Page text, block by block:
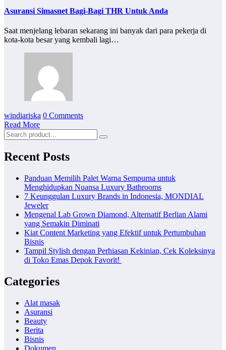
Asuransi Simasnet Bagi-Bagi THR Untuk Anda
Saat menjelang lebaran sekarang ini banyak dari para pekerja di
kota-kota besar yang kembali lagi…
windiariska 0 Comments
Read More
Recent Posts
Panduan Memilih Palet Warna Sempurna untuk
Menghidupkan Nuansa Luxury Bathrooms
7 Keunggulan Luxury Brands in Indonesia, MONDIAL
Jeweler
Mengenal Lab Grown Diamond, Alternatif Berlian Alami
yang Semakin Diminati
Kiat Content Marketing yang Efektif untuk Pertumbuhan
Bisnis
Tampil Stylish dengan Perhiasan Kekinian, Cek Koleksinya
di Toko Emas Depok Favorit!
Categories
Alat masak
Asuransi
Beauty
Berita
Bisnis
Dokumen